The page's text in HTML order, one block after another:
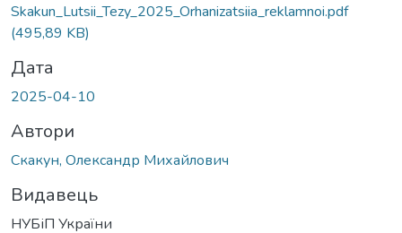
Skakun_Lutsii_Tezy_2025_Orhanizatsiia_reklamnoi.pdf
(495,89 KB)
Дата
2025-04-10
Автори
Скакун, Олександр Михайлович
Видавець
НУБіП України